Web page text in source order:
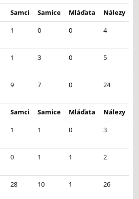
Samci Samice Mláďata
Nálezy
1 0 0 4
1 3 0 5
9 7 0 24
Samci Samice Mláďata
Nálezy
1 1 0 3
0 1 1 2
28 10 1 26